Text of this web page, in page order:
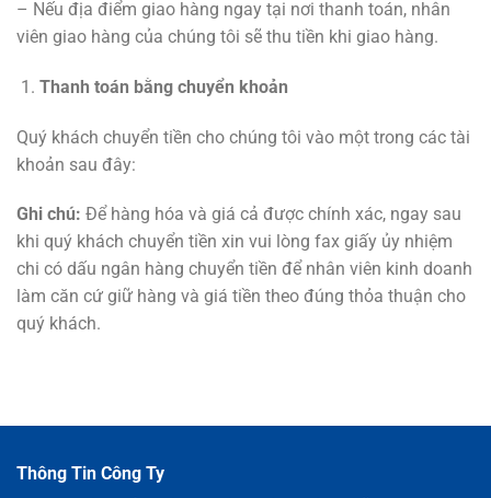
– Nếu địa điểm giao hàng ngay tại nơi thanh toán, nhân
viên giao hàng của chúng tôi sẽ thu tiền khi giao hàng.
Thanh toán bằng chuyển khoản
Quý khách chuyển tiền cho chúng tôi vào một trong các tài
khoản sau đây:
Ghi chú: Để hàng hóa và giá cả được chính xác, ngay sau
khi quý khách chuyển tiền xin vui lòng fax giấy ủy nhiệm
chi có dấu ngân hàng chuyển tiền để nhân viên kinh doanh
làm căn cứ giữ hàng và giá tiền theo đúng thỏa thuận cho
quý khách.
Thông Tin Công Ty